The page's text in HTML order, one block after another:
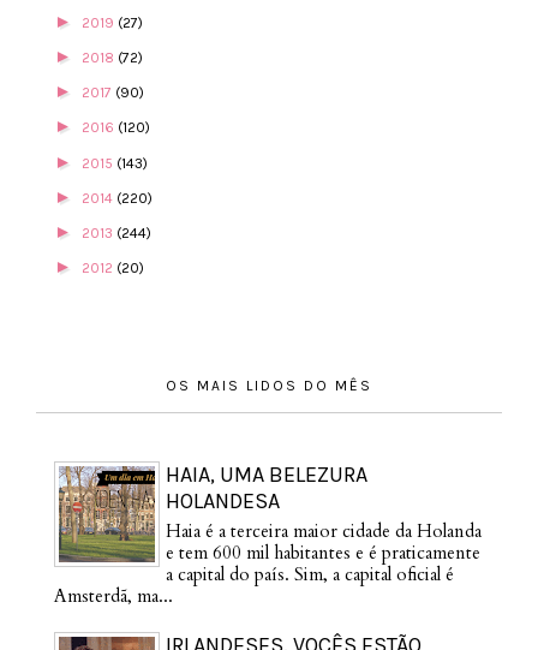
► 2019 (27)
► 2018 (72)
► 2017 (90)
► 2016 (120)
► 2015 (143)
► 2014 (220)
► 2013 (244)
► 2012 (20)
OS MAIS LIDOS DO MÊS
HAIA, UMA BELEZURA
HOLANDESA
Haia é a terceira maior cidade da Holanda
e tem 600 mil habitantes e é praticamente
a capital do país. Sim, a capital oficial é
Amsterdã, ma...